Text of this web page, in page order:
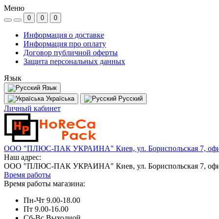
Меню
0 0 0
Информация о доставке
Информация про оплату
Договор публичной оферты
Защита персональных данных
Язык
Язык
Україська
Русский
Личный кабинет
ООО "ПЛЮС-ПАК УКРАИНА" Киев, ул. Бориспольская 7,
Наш адрес:
ООО "ПЛЮС-ПАК УКРАИНА" Киев, ул. Бориспольская 7,
Время работы
Время работы магазина:
Пн-Чт 9.00-18.00
Пт 9.00-16.00